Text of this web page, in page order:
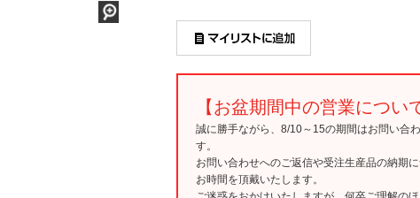
【お盆期間中の営業につい
誠に勝手ながら、8/10～15の期間はお問い合
す。
お問い合わせへのご返信や受注生産品の納期
お時間を頂戴いたします。